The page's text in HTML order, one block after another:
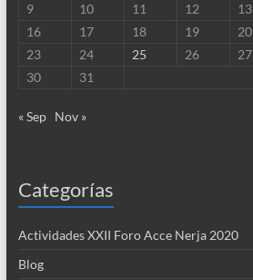
9
10 11 12 13
16
17 18 19 20
23
24 25 26 27
30
31
« Sep Nov »
Categorías
Actividades XXII Foro Acce Nerja 2020
Blog